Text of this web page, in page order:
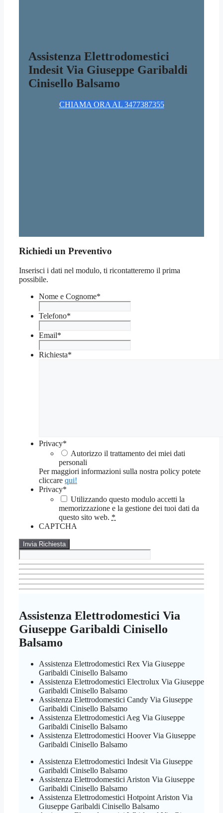
Assistenza Elettrodomestici
Indesit Via Giuseppe Garibaldi
Cinisello Balsamo
CHIAMA ORA AL 3477387355
Richiedi un Preventivo
Inserisci i dati nel modulo, ti ricontatteremo il prima
possibile.
Nome e Cognome*
Telefono*
Email*
Richiesta*
Privacy*
Autorizzo il trattamento dei miei dati
personali
Per maggiori informazioni sulla nostra policy potete
cliccare qui!
Privacy*
Utilizzando questo modulo accetti la
memorizzazione e la gestione dei tuoi dati da
questo sito web. *
CAPTCHA
Assistenza Elettrodomestici Via
Giuseppe Garibaldi Cinisello
Balsamo
Assistenza Elettrodomestici Rex Via Giuseppe
Garibaldi Cinisello Balsamo
Assistenza Elettrodomestici Electrolux Via Giuseppe
Garibaldi Cinisello Balsamo
Assistenza Elettrodomestici Candy Via Giuseppe
Garibaldi Cinisello Balsamo
Assistenza Elettrodomestici Aeg Via Giuseppe
Garibaldi Cinisello Balsamo
Assistenza Elettrodomestici Hoover Via Giuseppe
Garibaldi Cinisello Balsamo
Assistenza Elettrodomestici Indesit Via Giuseppe
Garibaldi Cinisello Balsamo
Assistenza Elettrodomestici Ariston Via Giuseppe
Garibaldi Cinisello Balsamo
Assistenza Elettrodomestici Hotpoint Ariston Via
Giuseppe Garibaldi Cinisello Balsamo